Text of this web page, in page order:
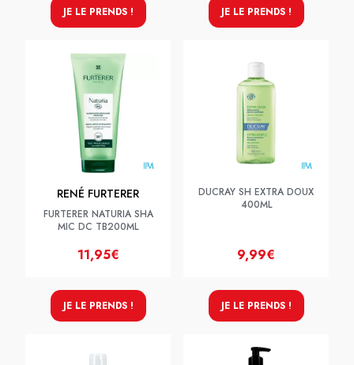
JE LE PRENDS ! JE LE PRENDS !
RENÉ FURTERER
FURTERER NATURIA SHA
MIC DC TB200ML
11,95€
JE LE PRENDS !
DUCRAY SH EXTRA DOUX
400ML
9,99€
JE LE PRENDS !